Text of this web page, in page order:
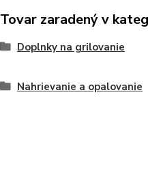
Tovar zaradený v
Doplnky na grilovanie
Nahrievanie a opalovanie